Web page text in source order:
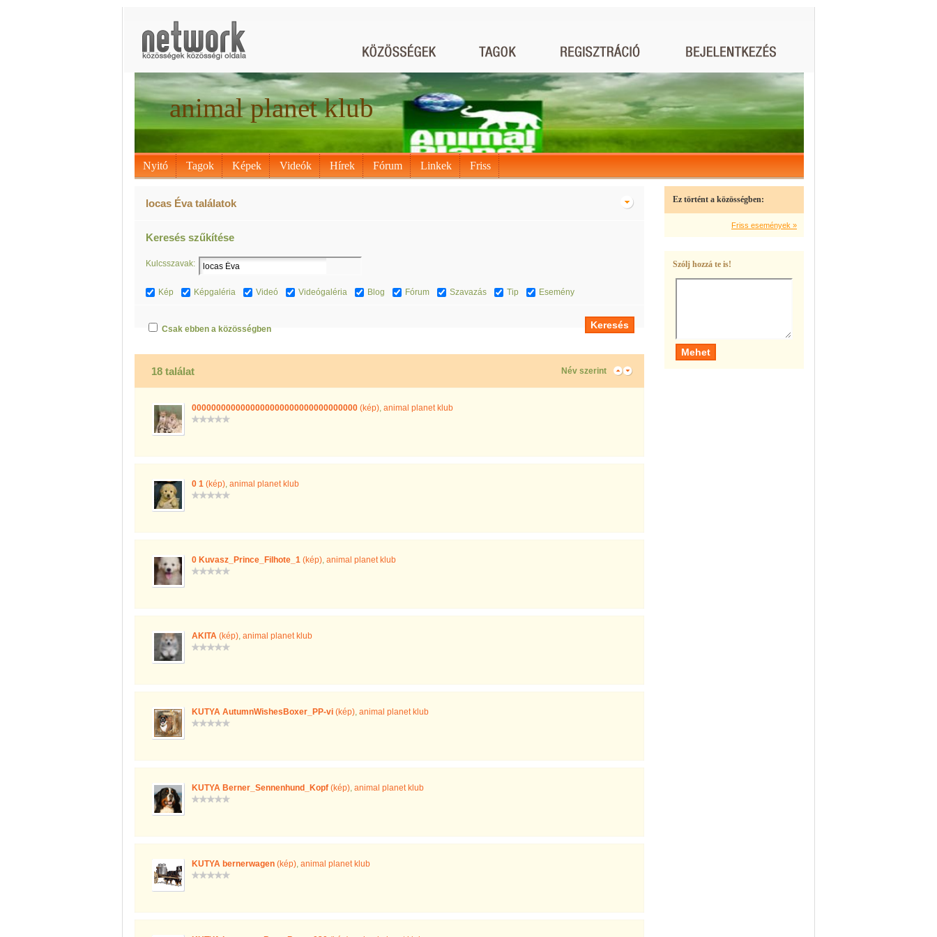
animal planet klub
Nyitó Tagok Képek Videók Hírek Fórum Linkek Friss
locas Éva találatok
Keresés szűkítése
Kulcsszavak:
Kép Képgaléria Videó Videógaléria Blog Fórum Szavazás Tip Esemény
Csak ebben a közösségben
18 találat Név szerint
0000000000000000000000000000000000 (kép), animal planet klub
0 1 (kép), animal planet klub
0 Kuvasz_Prince_Filhote_1 (kép), animal planet klub
AKITA (kép), animal planet klub
KUTYA AutumnWishesBoxer_PP-vi (kép), animal planet klub
KUTYA Berner_Sennenhund_Kopf (kép), animal planet klub
KUTYA bernerwagen (kép), animal planet klub
Ez történt a közösségben:
Friss események »
Szólj hozzá te is!